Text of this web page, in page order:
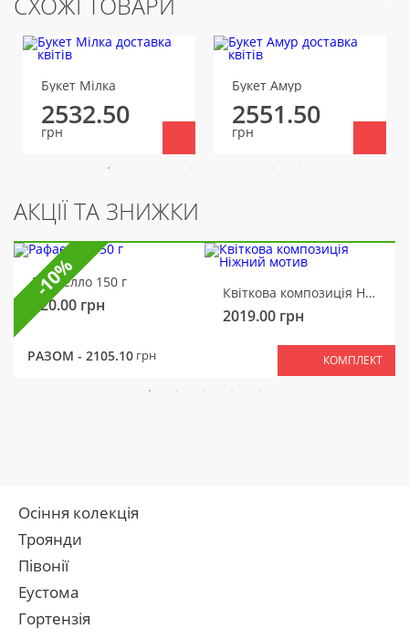
Букет Мілка
2532.50
грн
Букет Амур
2551.50
грн
АКЦІЇ ТА ЗНИЖКИ
Рафаелло 150 г
320.00 грн
Квіткова композиція Ніжний мотив
2019.00 грн
РАЗОМ - 2105.10 грн КОМПЛЕКТ
-10%
Осіння колекція
Троянди
Півонії
Еустома
Гортензія